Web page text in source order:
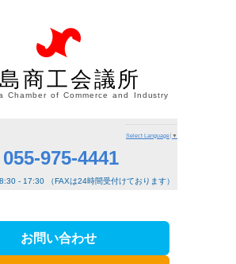
商工会議所
Chamber of Commerce and Industry
Select Language ▼
055-975-4441
- 17:30 （FAXは24時間受付けております）
お問い合わせ